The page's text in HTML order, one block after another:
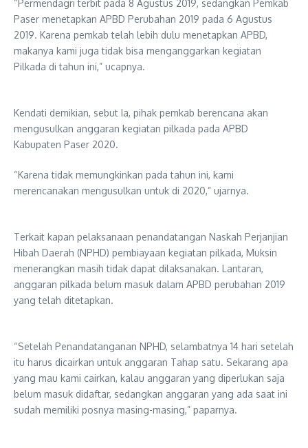
“Permendagri terbit pada 8 Agustus 2019, sedangkan Pemkab
Paser menetapkan APBD Perubahan 2019 pada 6 Agustus
2019. Karena pemkab telah lebih dulu menetapkan APBD,
makanya kami juga tidak bisa menganggarkan kegiatan
Pilkada di tahun ini,” ucapnya.
Kendati demikian, sebut Ia, pihak pemkab berencana akan
mengusulkan anggaran kegiatan pilkada pada APBD
Kabupaten Paser 2020.
“Karena tidak memungkinkan pada tahun ini, kami
merencanakan mengusulkan untuk di 2020,” ujarnya.
Terkait kapan pelaksanaan penandatangan Naskah Perjanjian
Hibah Daerah (NPHD) pembiayaan kegiatan pilkada, Muksin
menerangkan masih tidak dapat dilaksanakan. Lantaran,
anggaran pilkada belum masuk dalam APBD perubahan 2019
yang telah ditetapkan.
“Setelah Penandatanganan NPHD, selambatnya 14 hari setelah
itu harus dicairkan untuk anggaran Tahap satu. Sekarang apa
yang mau kami cairkan, kalau anggaran yang diperlukan saja
belum masuk didaftar, sedangkan anggaran yang ada saat ini
sudah memiliki posnya masing-masing,” paparnya.